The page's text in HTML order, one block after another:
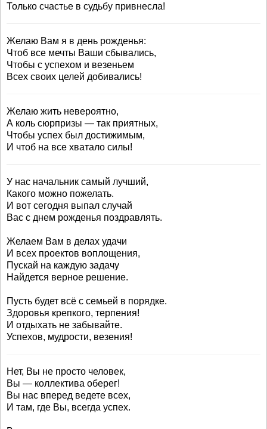
Только счастье в судьбу привнесла!
Желаю Вам я в день рожденья:
Чтоб все мечты Ваши сбывались,
Чтобы с успехом и везеньем
Всех своих целей добивались!
Желаю жить невероятно,
А коль сюрпризы — так приятных,
Чтобы успех был достижимым,
И чтоб на все хватало силы!
У нас начальник самый лучший,
Какого можно пожелать.
И вот сегодня выпал случай
Вас с днем рожденья поздравлять.
Желаем Вам в делах удачи
И всех проектов воплощения,
Пускай на каждую задачу
Найдется верное решение.
Пусть будет всё с семьей в порядке.
Здоровья крепкого, терпения!
И отдыхать не забывайте.
Успехов, мудрости, везения!
Нет, Вы не просто человек,
Вы — коллектива оберег!
Вы нас вперед ведете всех,
И там, где Вы, всегда успех.